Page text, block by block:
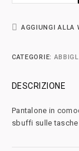
AGGIUNGI ALLA
CATEGORIE:
DESCRIZIONE
Pantalone in
sbuffi sulle tasche